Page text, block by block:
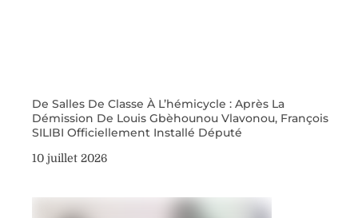
De Salles De Classe À L’hémicycle : Après La
Démission De Louis Gbèhounou Vlavonou, François
SILIBI Officiellement Installé Député
10 juillet 2026